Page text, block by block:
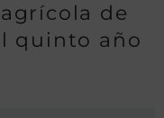
de
quinto año